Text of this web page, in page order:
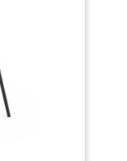
légumes
tomates
température
de
à notre
pour
et à